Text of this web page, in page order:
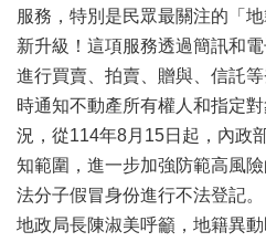
上
申
辦
與
查
詢
便
民
服
服務，特別是民眾最關注的「
新升級！這項服務透過簡訊和
進行買賣、拍賣、贈與、信託
時通知不動產所有權人和指定
況，從114年8月15日起，內政
知範圍，進一步加強防範高風
法分子假冒身份進行不法登記。
地政局長陳淑美呼籲，地籍異